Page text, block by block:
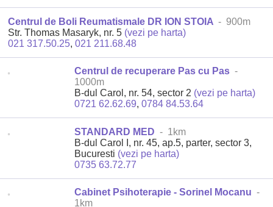
Centrul de Boli Reumatismale DR ION STOIA - 900m
Str. Thomas Masaryk, nr. 5 (vezi pe harta)
021 317.50.25,021 211.68.48
Centrul de recuperare Pas cu Pas -
1000m
B-dul Carol, nr. 54, sector 2 (vezi pe harta)
0721 62.62.69,0784 84.53.64
STANDARD MED - 1km
B-dul Carol I, nr. 45, ap.5, parter, sector 3,
Bucuresti (vezi pe harta)
0735 63.72.77
Cabinet Psihoterapie - Sorinel Mocanu -
1km